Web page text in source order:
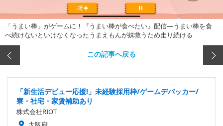
「うまい棒」がゲームに！『うまい棒が食べたい』配信―うまい棒を食
べ続けないといけなくなったうまえもんが妹救うため走り続ける
この記事へ戻る
「新生活デビュー応援!」未経験採用枠/ゲームデバッカー/
寮・社宅・家賃補助あり
株式会社RIOT